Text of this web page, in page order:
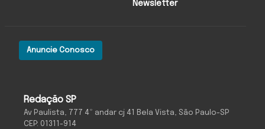
Redação SP
Av Paulista, 777 4º andar cj 41 Bela Vista, São Paulo-SP
CEP: 01311-914
Anuncie Conosco
Newsletter